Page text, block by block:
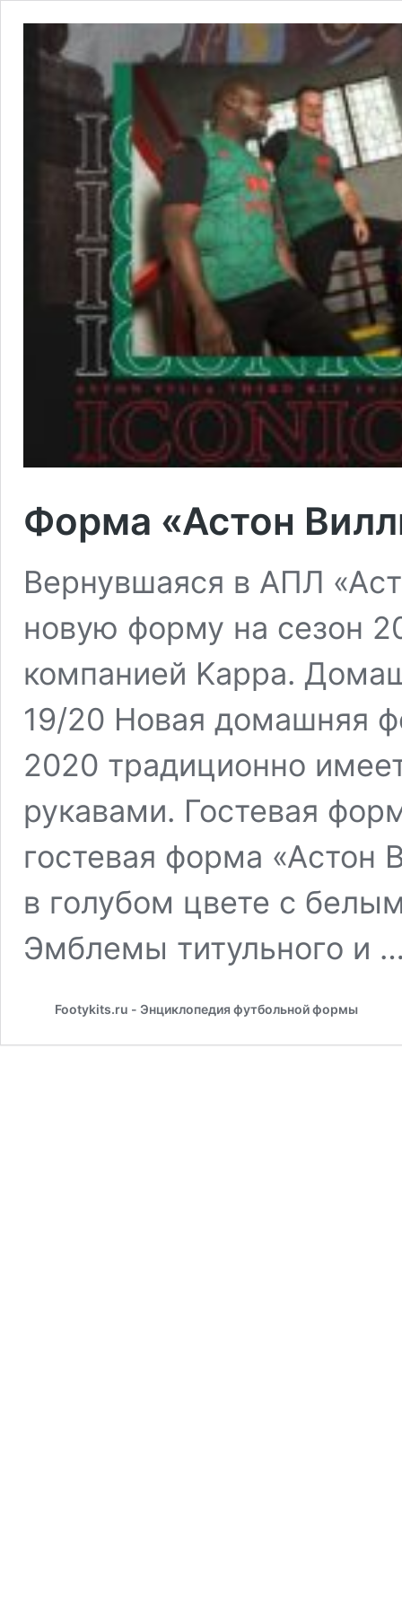
Форма «Астон
Вернувшаяся в АПЛ
новую форму на сезон
компанией Kappa.
19/20 Новая домашняя
2020 традиционно
рукавами. Гостевая
гостевая форма
в голубом цвете с
Эмблемы титульного и
Footykits.ru - Энциклопедия футбольной формы